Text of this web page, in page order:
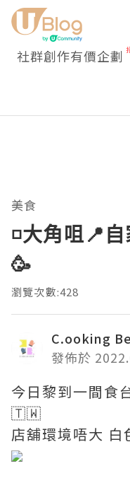
社群創作有價企劃
美食
◽大角咀📍
🥳
瀏覽次數:428
C.ooking
發佈於
今日黎到一間食
🇹🇼
店舖環境唔大 白